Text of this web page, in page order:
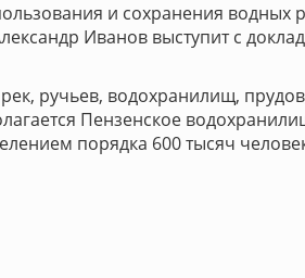
и сохранения водных
Иванов выступит с
ручьев, водохранилищ,
Пензенское
порядка 600 тысяч